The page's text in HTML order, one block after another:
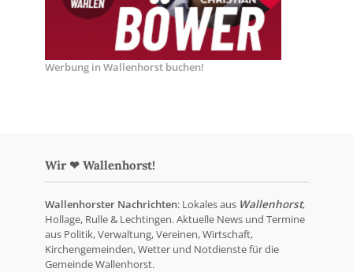
Werbung in Wallenhorst buchen!
Wir ❤ Wallenhorst!
Wallenhorster Nachrichten: Lokales aus Wallenhorst,
Hollage, Rulle & Lechtingen. Aktuelle News und Termine
aus Politik, Verwaltung, Vereinen, Wirtschaft,
Kirchengemeinden, Wetter und Notdienste für die
Gemeinde Wallenhorst.